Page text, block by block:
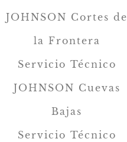
JOHNSON Cortes de
la Frontera
Servicio Técnico
JOHNSON Cuevas
Bajas
Servicio Técnico